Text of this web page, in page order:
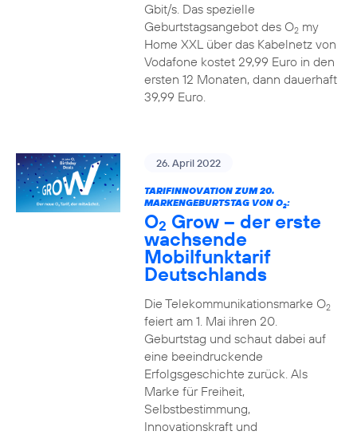
Gbit/s. Das spezielle
Geburtstagsangebot des O2my
Home XXL über das Kabelnetz von
Vodafone kostet 29,99 Euro in den
ersten 12 Monaten, dann dauerhaft
39,99 Euro.
26. April 2022
TARIFINNOVATION ZUM 20.
MARKENGEBURTSTAG VON O2:
O2 Grow – der erste
wachsende
Mobilfunktarif
Deutschlands
Die Telekommunikationsmarke O2
feiert am 1. Mai ihren 20.
Geburtstag und schaut dabei auf
eine beeindruckende
Erfolgsgeschichte zurück. Als
Marke für Freiheit,
Selbstbestimmung,
Innovationskraft und